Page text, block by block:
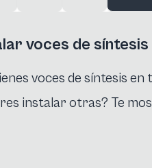
voces de síntesis
voces de síntesis
instalar otras? Te